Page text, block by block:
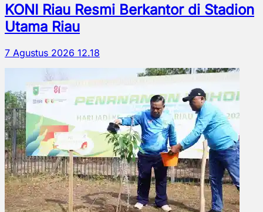
KONI Riau Resmi Berkantor di Stadion
Utama Riau
7 Agustus 2026 12.18